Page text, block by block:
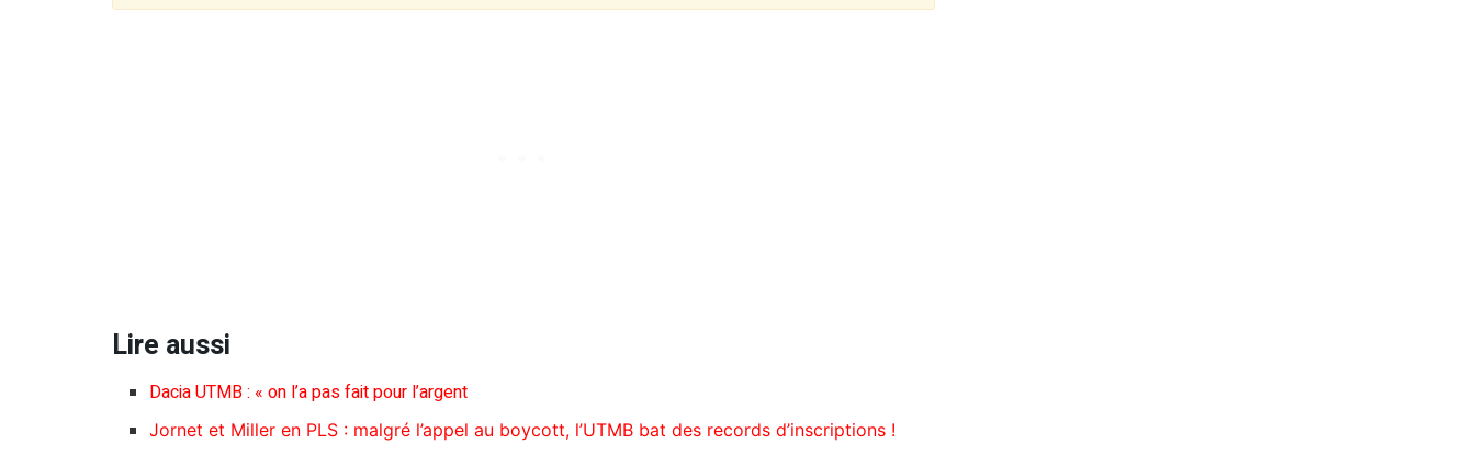
Lire aussi
Dacia UTMB : « on l’a pas fait pour l’argent
Jornet et Miller en PLS : malgré l’appel au boycott, l’UTMB bat des records d’inscriptions !